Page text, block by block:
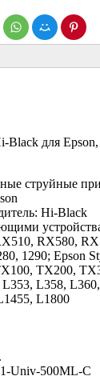
Black для
струйные
Hi-Black
RX580,
1290; Epson
TX200,
L358,
L1800
Univ-500ML-C